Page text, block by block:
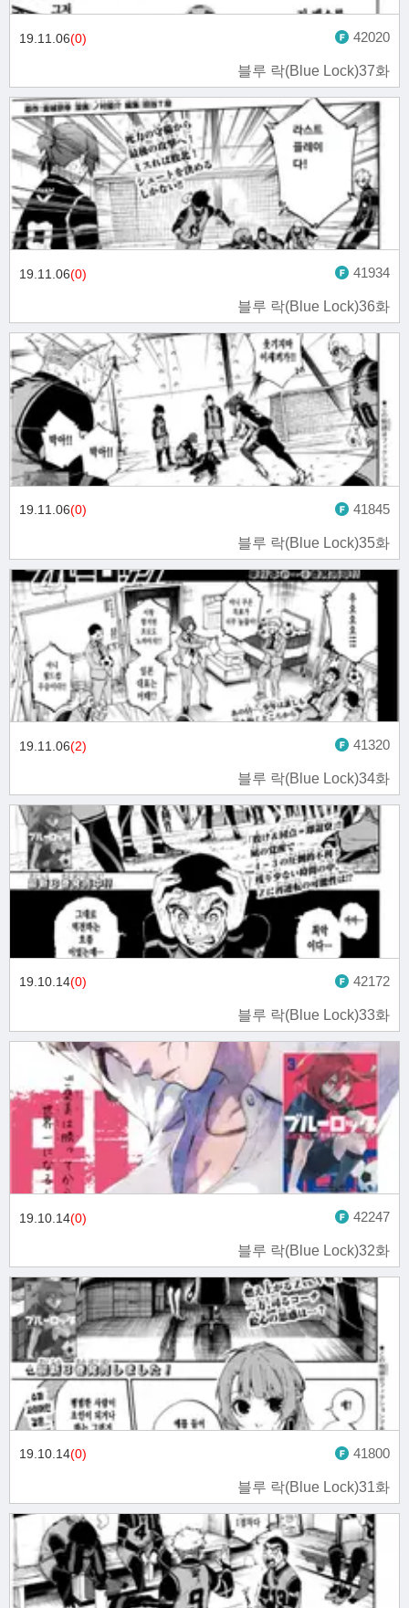
블루 락(Blue Lock)37화
19.11.06(0) 42020
블루 락(Blue Lock)36화
19.11.06(0) 41934
블루 락(Blue Lock)35화
19.11.06(0) 41845
블루 락(Blue Lock)34화
19.11.06(2) 41320
블루 락(Blue Lock)33화
19.10.14(0) 42172
블루 락(Blue Lock)32화
19.10.14(0) 42247
블루 락(Blue Lock)31화
19.10.14(0) 41800